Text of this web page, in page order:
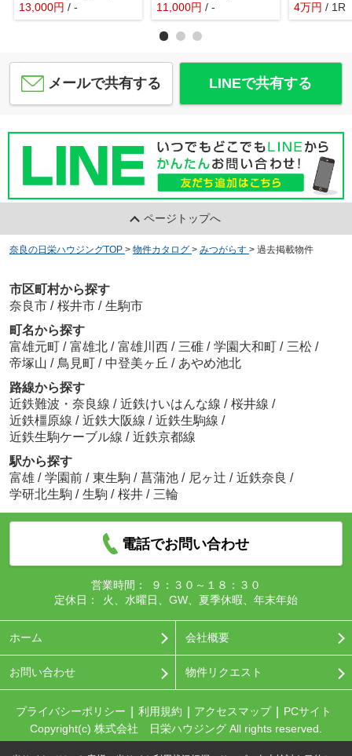
13,000円 / -
11,000円 / -
4万円 / 1R
メールで共有する LINEで共有する
ページトップへ
奈良の日栄ハウジングTOP > 物件カタログ > みつがらす > 過去掲載物件
市区町村から探す
奈良市 / 桜井市 / 生駒市
町名から探す
富雄元町 / 富雄北 / 富雄川西 / 三碓 / 学園大和町 / 三松 /
帝塚山 / 鳥見町 / 中登美ヶ丘 / あやめ池北
路線から探す
近鉄難波・奈良線 / 近鉄けいはんな線 / 桜井線 /
近鉄橿原線 / 近鉄大阪線 / 近鉄生駒線 /
近鉄生駒ケーブル線 / 近鉄京都線
駅から探す
富雄 / 学園前 / 東生駒 / 菖蒲池 / 尼ヶ辻 / 近鉄奈良 /
学研北生駒 / 生駒 / 桜井 / 三輪
電話でお問い合わせ
営業時間：
９：３０～１８：３０
定休日：
火、水曜日、GW、夏季休暇、年末年始
ホーム 会社概要
お問い合わせ 物件リクエスト
プライバシーポリシー 利用規約 アクセスマップ
PCサイト
Copyright(c) 株式会社 日栄ハウジング All rights reserved.